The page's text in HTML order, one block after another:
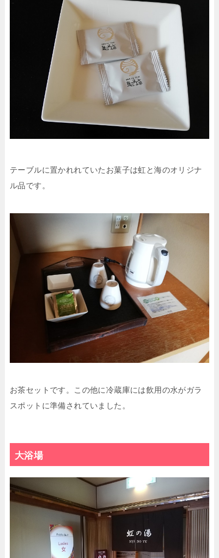
テーブルに置かれれていたお菓子は虹と海のオリジナ
ル品です。
お茶セットです。この他に冷蔵庫には飲用の水がガラ
スポットに準備されていました。
大浴場